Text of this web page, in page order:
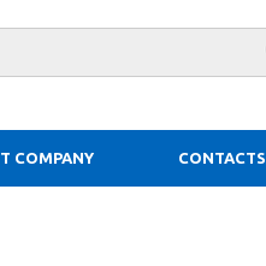
COMPANY CONTACTS